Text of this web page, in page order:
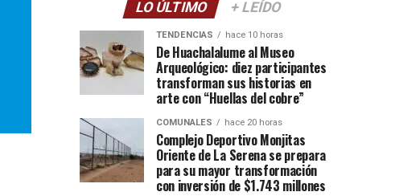
LO ÚLTIMO + LEÍDO
TENDENCIAS hace 10 horas
De Huachalalume al Museo
Arqueológico: diez participantes
transforman sus historias en
arte con “Huellas del cobre”
COMUNALES hace 20 horas
Complejo Deportivo Monjitas
Oriente de La Serena se prepara
para su mayor transformación
con inversión de $1.743 millones